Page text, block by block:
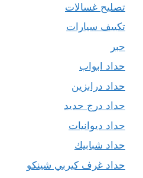
تصليح غسالات
تكييف سيارات
حبر
حداد ابواب
حداد درابزين
حداد درج حديد
حداد ديوانيات
حداد شبابيك
حداد غرف كيربي شينكو